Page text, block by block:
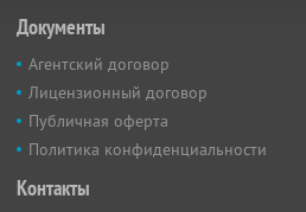
Документы
Агентский договор
Лицензионный договор
Публичная оферта
Политика конфиденциальности
Контакты